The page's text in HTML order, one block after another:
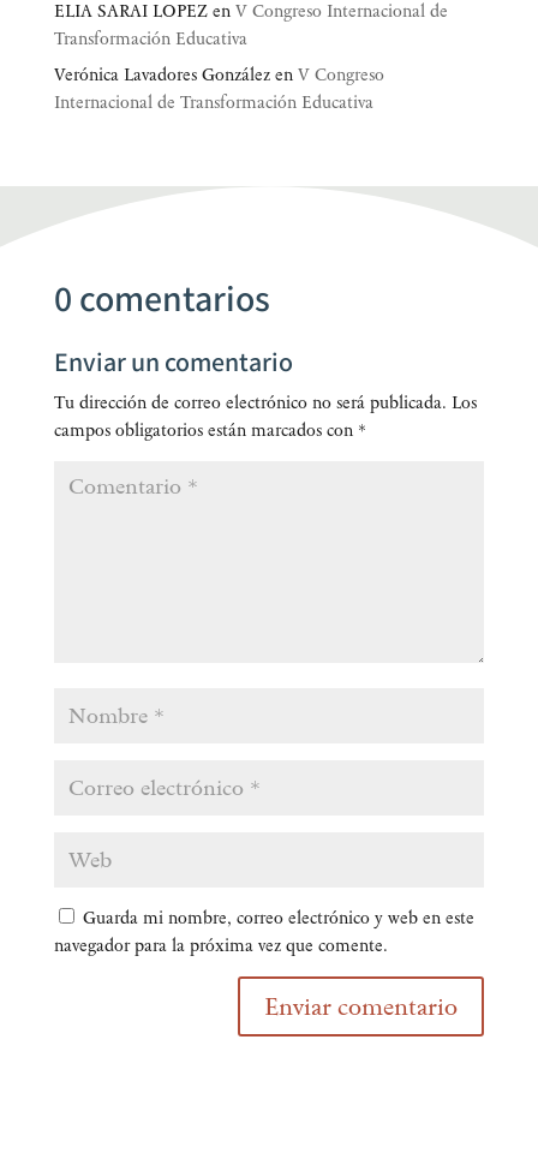
ELIA SARAI LOPEZen V Congreso Internacional de
Transformación Educativa
Verónica Lavadores Gonzálezen V Congreso
Internacional de Transformación Educativa
0 comentarios
Enviar un comentario
Tu dirección de correo electrónico no será publicada. Los
campos obligatorios están marcados con *
Guarda mi nombre, correo electrónico y web en este
navegador para la próxima vez que comente.
Enviar comentario